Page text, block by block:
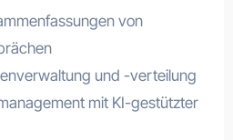
von
und -verteilung
mit KI-gestützter